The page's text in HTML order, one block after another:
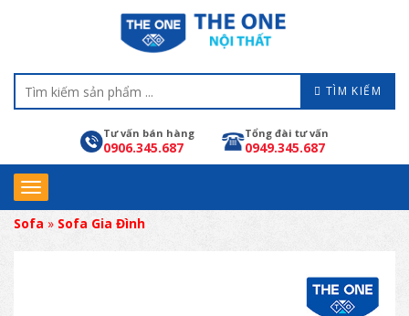
TÌM KIẾM
Tư vấn bán hàng
0906.345.687
Tổng đài tư vấn
0949.345.687
Sofa » Sofa Gia Đình